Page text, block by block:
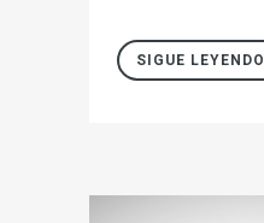
SIGUE LEYENDO